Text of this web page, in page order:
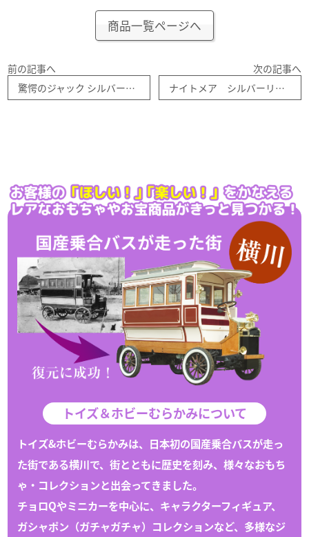
商品一覧ページへ
前の記事へ
驚愕のジャック シルバーリング Ｓ ナイトメア ＪＡＰ工房
次の記事へ
ナイトメア シルバーリング Ｍ ジャック １２種セット
トイズ＆ホビーむらかみについて
トイズ&ホビーむらかみは、日本初の国産乗合バスが走っ
た街である横川で、街とともに歴史を刻み、様々なおもち
ゃ ・ コレクションと出会ってきました。
チョロQやミニカーを中心に、キャラクターフィギュア、
ガシャポン（ガチャガチャ） コレクションなど、多様なジ